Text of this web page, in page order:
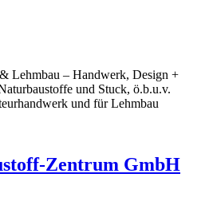
Lehmbau – Handwerk, Design +
und Stuck, ö.b.u.v.
und für Lehmbau
Zentrum GmbH